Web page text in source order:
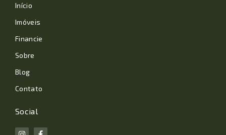
Início
Imóveis
Financie
Sobre
Blog
Contato
Social